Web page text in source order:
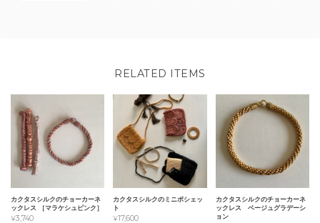
RELATED ITEMS
カクタスシルクのチョーカーネ
ックレス ［マラケシュピンク］
¥3,740
カクタスシルクのミニポシェッ
ト
¥17,600
カクタスシルクのチョーカーネ
ックレス ベージュグラデーシ
ョン